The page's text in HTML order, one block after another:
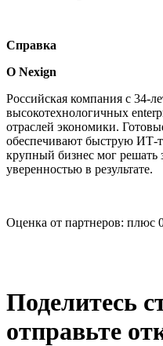
Справка
О Nexign
Российская компания с 34-
высокотехнологичных
отраслей экономики.
обеспечивают быструю ИТ-
крупный бизнес мог решать
уверенностью в результате.
Оценка от партнеров: плюс
Поделитесь
отправьте